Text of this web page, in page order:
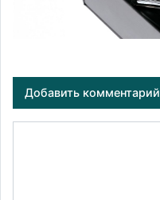
Добавить комментарий